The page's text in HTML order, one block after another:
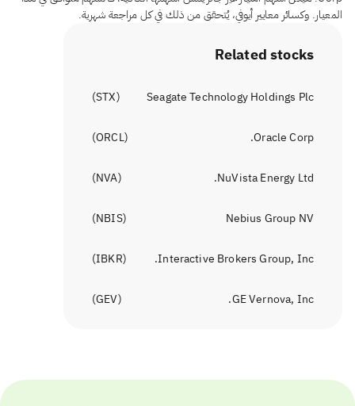
المعيار. وكسائر معايير أيوفي، يُتحقق من ذلك في كل مراجعة شهرية.
Related stocks
Seagate Technology Holdings Plc
(
STX
)
Oracle Corp.
(
ORCL
)
NuVista Energy Ltd.
(
NVA
)
Nebius Group NV
(
NBIS
)
Interactive Brokers Group, Inc.
(
IBKR
)
GE Vernova, Inc.
(
GEV
)